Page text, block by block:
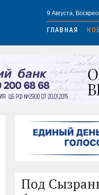
9 Августа,
ГЛАВНАЯ
Под